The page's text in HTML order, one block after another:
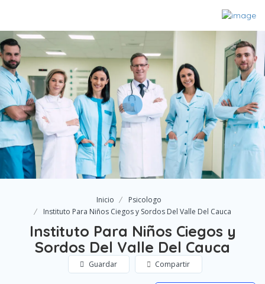
Inicio
Psicologo
Instituto Para Niños Ciegos y Sordos Del Valle Del Cauca
Instituto Para Niños Ciegos y
Sordos Del Valle Del Cauca
Guardar Compartir